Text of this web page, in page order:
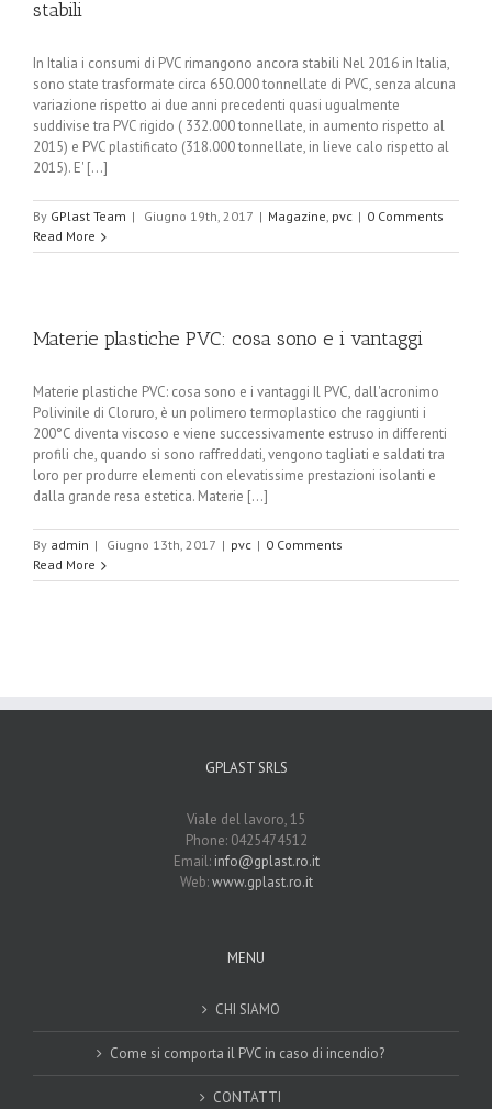
stabili
In Italia i consumi di PVC rimangono ancora stabili Nel 2016 in Italia,
sono state trasformate circa 650.000 tonnellate di PVC, senza alcuna
variazione rispetto ai due anni precedenti quasi ugualmente
suddivise tra PVC rigido ( 332.000 tonnellate, in aumento rispetto al
2015) e PVC plastificato (318.000 tonnellate, in lieve calo rispetto al
2015). E' [...]
By GPlast Team | Giugno 19th, 2017 | Magazine, pvc | 0 Comments
Read More
Materie plastiche PVC: cosa sono e i vantaggi
Materie plastiche PVC: cosa sono e i vantaggi Il PVC, dall'acronimo
Polivinile di Cloruro, è un polimero termoplastico che raggiunti i
200°C diventa viscoso e viene successivamente estruso in differenti
profili che, quando si sono raffreddati, vengono tagliati e saldati tra
loro per produrre elementi con elevatissime prestazioni isolanti e
dalla grande resa estetica. Materie [...]
By admin | Giugno 13th, 2017 | pvc | 0 Comments
Read More
GPLAST SRLS
Viale del lavoro, 15
Phone: 0425474512
Email: info@gplast.ro.it
Web:www.gplast.ro.it
MENU
CHI SIAMO
Come si comporta il PVC in caso di incendio?
CONTATTI